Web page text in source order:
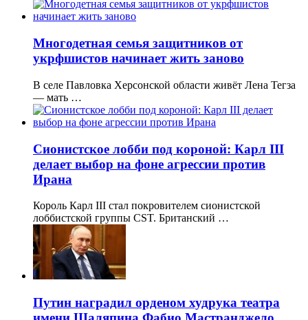
Многодетная семья защитников от
укрфшистов начинает жить заново
В селе Павловка Херсонской области живёт Лена Тегза
— мать …
Сионистское лобби под короной: Карл III
делает выбор на фоне агрессии против
Ирана
Король Карл III стал покровителем сионистской
лоббистской группы CST. Британский …
Путин наградил орденом худрука театра